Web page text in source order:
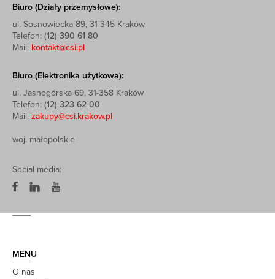
Biuro (Działy przemysłowe):
ul. Sosnowiecka 89, 31-345 Kraków
Telefon: (12) 390 61 80
Mail: kontakt@csi.pl
Biuro (Elektronika użytkowa):
ul. Jasnogórska 69, 31-358 Kraków
Telefon: (12) 323 62 00
Mail: zakupy@csi.krakow.pl
woj. małopolskie
Social media:
MENU
O nas